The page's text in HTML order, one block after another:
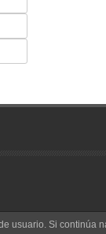
usuario. Si